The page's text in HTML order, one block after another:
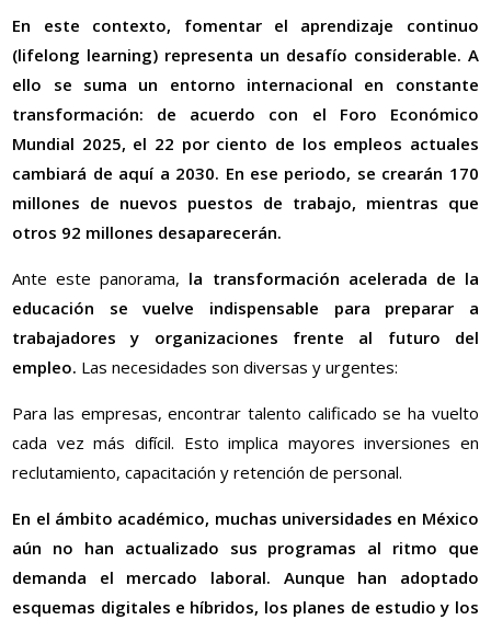
En este contexto, fomentar el aprendizaje continuo
(lifelong learning) representa un desafío considerable. A
ello se suma un entorno internacional en constante
transformación: de acuerdo con el Foro Económico
Mundial 2025, el 22 por ciento de los empleos actuales
cambiará de aquí a 2030. En ese periodo, se crearán 170
millones de nuevos puestos de trabajo, mientras que
otros 92 millones desaparecerán.
Ante este panorama, la transformación acelerada de la
educación se vuelve indispensable para preparar a
trabajadores y organizaciones frente al futuro del
empleo. Las necesidades son diversas y urgentes:
Para las empresas, encontrar talento calificado se ha vuelto
cada vez más difícil. Esto implica mayores inversiones en
reclutamiento, capacitación y retención de personal.
En el ámbito académico, muchas universidades en México
aún no han actualizado sus programas al ritmo que
demanda el mercado laboral. Aunque han adoptado
esquemas digitales e híbridos, los planes de estudio y los